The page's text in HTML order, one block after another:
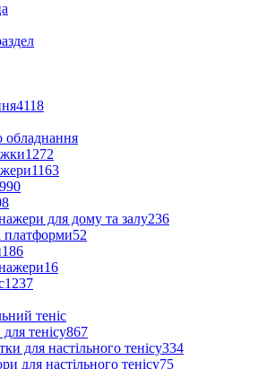
4118
обладнання
1272
1163
990
для дому та залу236
платформи52
186
16
1237
теніс
тенісу867
для настільного тенісу334
для настільного тенісу75